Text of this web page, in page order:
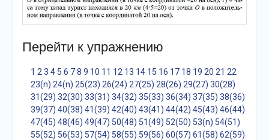
Перейти к упражнению
1 2 3 4 5 6 7 8 9 10 11 12 13 14 15 16 17 18 19 20 21 22
23(n) 24(n) 25(23) 26(24) 27(25) 28(26) 29(27) 30(28)
31(29) 32(30) 33(31) 34(32) 35(33) 36(34) 37(35) 38(36)
39(37) 40(38) 41(39) 42(40) 43(41) 44(42) 45(43) 46(44)
47(45) 48(46) 49(47) 50(48) 51(49) 52(50) 53(n) 54(51)
55(52) 56(53) 57(54) 58(55) 59(56) 60(57) 61(58) 62(59)